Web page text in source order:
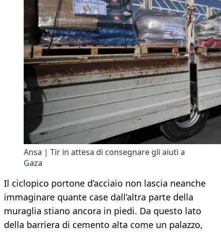
Ansa | Tir in attesa di consegnare gli aiuti a
Gaza
Il ciclopico portone d’acciaio non lascia neanche
immaginare quante case dall’altra parte della
muraglia stiano ancora in piedi. Da questo lato
della barriera di cemento alta come un palazzo,